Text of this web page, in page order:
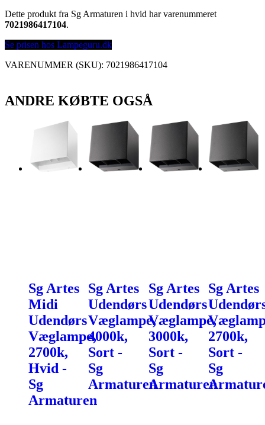
Dette produkt fra Sg Armaturen i hvid har varenummeret
7021986417104.
Se prisen hos Lampeguru.dk
VARENUMMER (SKU): 7021986417104
ANDRE KØBTE OGSÅ
Sg Artes
Midi
Udendørs
Væglampe,
2700k,
Hvid -
Sg
Armaturen
Sg Artes
Udendørs
Væglampe,
4000k,
Sort -
Sg
Armaturen
Sg Artes
Udendørs
Væglampe,
3000k,
Sort -
Sg
Armaturen
Sg Artes
2700k,
Sort -
Sg